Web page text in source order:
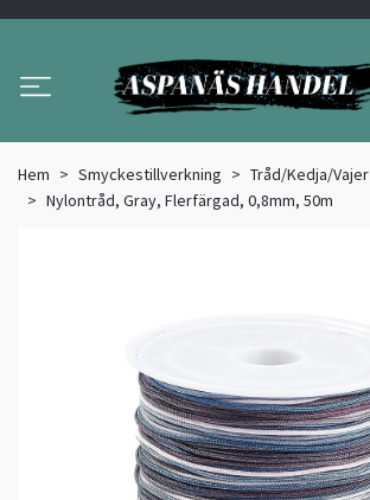
Hem Smyckestillverkning
Tråd/Kedja/Vajer
Nylontråd, Gray, Flerfärgad, 0,8mm, 50m